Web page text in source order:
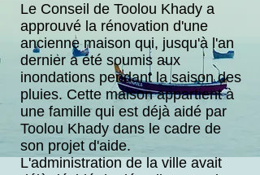
Le Conseil de Toolou Khady a
approuvé la rénovation d'une
ancienne maison qui, jusqu'à l'an
dernier a été soumis aux
inondations pendant la saison des
pluies. Cette maison appartient à
une famille qui est déjà aidé par
Toolou Khady dans le cadre de
son projet d'aide.
L'administration de la ville avait